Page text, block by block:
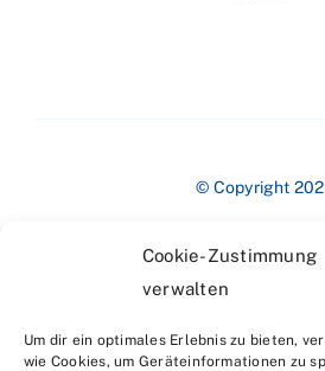
Cookie-Zustimmung
verwalten
Um dir ein optimales Erlebnis zu bieten,
wie Cookies, um Geräteinformationen zu
© Copyright